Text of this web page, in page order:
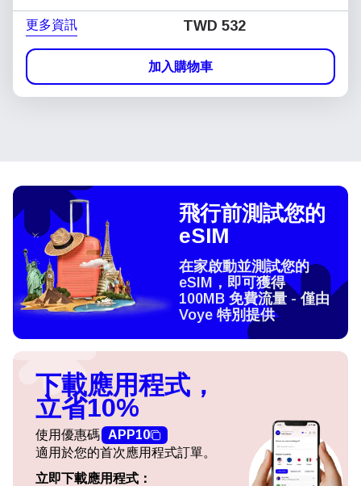
更多資訊 TWD 532
加入購物車
飛行前測試您的
eSIM
在家啟動並測試您的
eSIM，即可獲得
100MB 免費流量 - 僅由
Voye 特別提供
下載應用程式，
立省10%
使用優惠碼 APP10
適用於您的首次應用程式訂單。
立即下載應用程式：